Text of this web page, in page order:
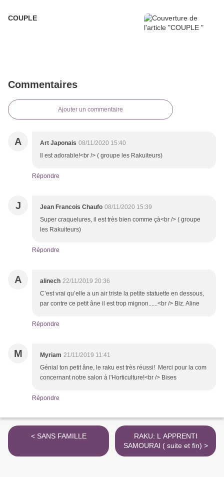
COUPLE
Commentaires
Ajouter un commentaire
A Art Japonais 08/11/2020 15:40
Il est adorable!<br /> ( groupe les Rakuiteurs)
Répondre
J Jean Francois Chaufo 08/11/2020 15:39
Super craquelures, il est très bien comme çà<br /> ( groupe
les Rakuiteurs)
Répondre
A alinech 22/11/2019 20:36
C’est vrai qu’elle a un air triste la petite statuette en dessous,
par contre ce petit âne il est trop mignon......<br /> Biz. Aline
Répondre
M Myriam 21/11/2019 11:41
Génial ton petit âne, le raku est très réussi! Merci pour la com
concernant notre salon à l'Horticulture!<br /> Bises
Répondre
< SANS FAMILLE
RAKU: L APPRENTI
SAMOURAI ( suite et fin) >